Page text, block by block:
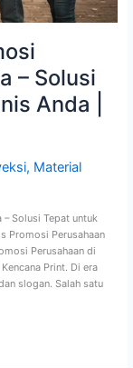
– Solusi
Anda |
, Material
Solusi Tepat untuk
Promosi Perusahaan
Perusahaan di
Print. Di era
slogan. Salah satu